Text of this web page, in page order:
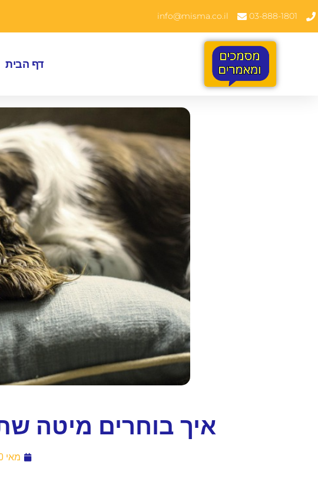
03-888-1801
info@misma.co.il
דף הבית
איך בוחרים מיטה
מאי 20, 2026